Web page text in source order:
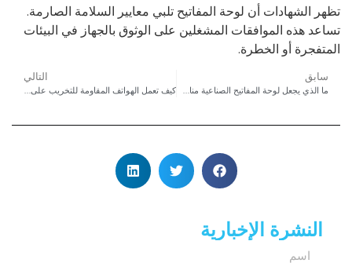
الشهادات أن لوحة المفاتيح تلبي معايير السلامة الصارمة.
هذه الموافقات المشغلين على الوثوق بالجهاز في البيئات
أو الخطرة.
سابق
ما الذي يجعل لوحة المفاتيح الصناعية مناسبة لأنظمة الاتصال الداخلي وواجهات الهاتف ولوحات الاتصالات؟
التالي
كيف تعمل الهواتف المقاومة للتخريب على تقليل تكاليف الصيانة لمراكز النقل العام؟
النشرة الإخبارية